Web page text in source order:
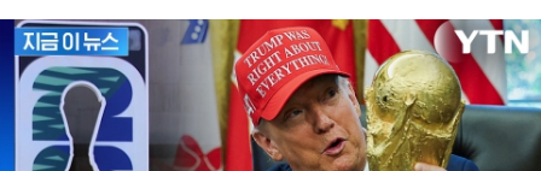
지금 이뉴스